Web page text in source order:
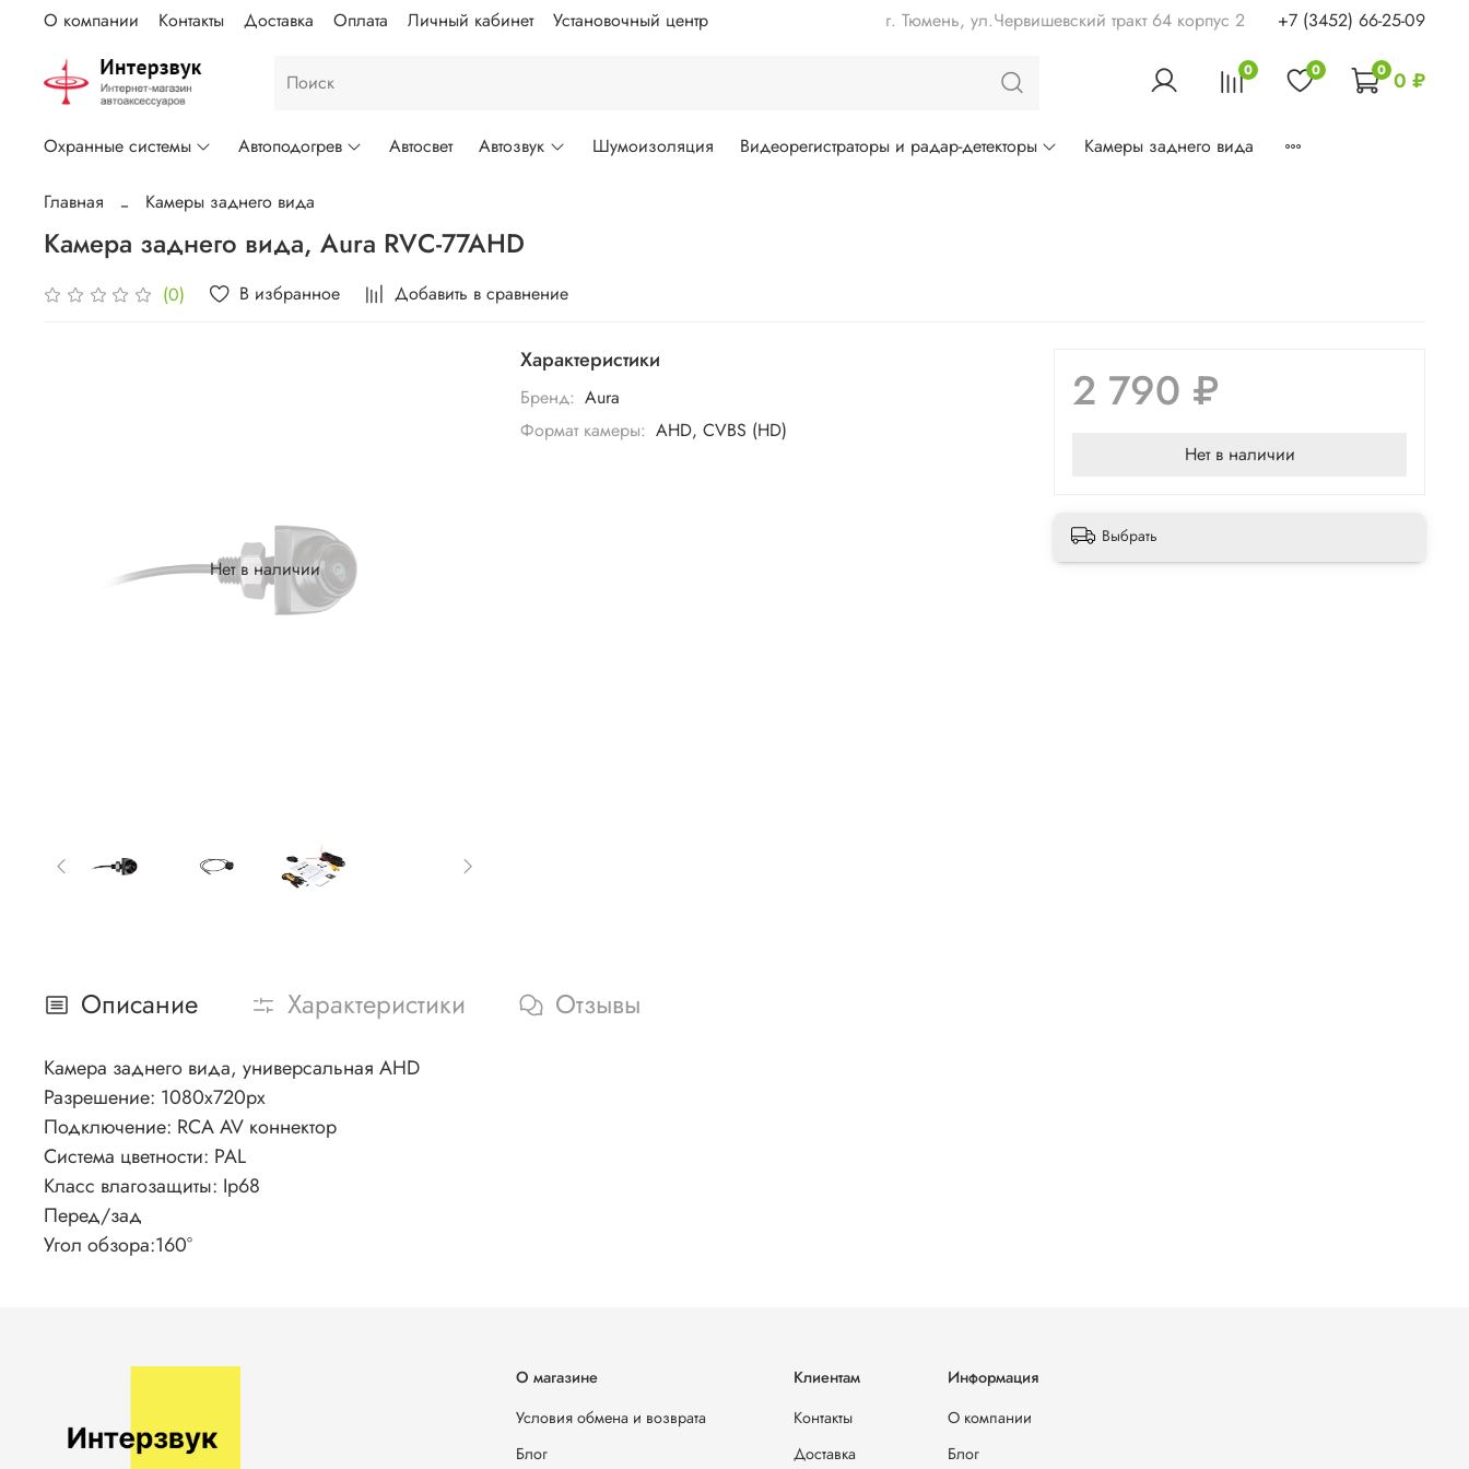
О компании Контакты Доставка Оплата Личный кабинет Установочный центр г. Тюмень, ул.Червишевский тракт 64 корпус 2 +7 (3452) 66-25-09
0 0 0 0 ₽
Охранные системы Автоподогрев Автосвет Автозвук Шумоизоляция Видеорегистраторы и радар-детекторы Камеры заднего вида
Главная Камеры заднего вида
Камера заднего вида, Aura RVC-77AHD
(0) В избранное Добавить в сравнение
Нет в наличии
Характеристики
Бренд: Aura
Формат камеры: AHD, CVBS (HD)
2 790 ₽
Нет в наличии
Выбрать
Описание Характеристики Отзывы
Камера заднего вида, универсальная AHD
Разрешение: 1080x720px
Подключение: RCA AV коннектор
Система цветности: PAL
Класс влагозащиты: Ip68
Перед/зад
Угол обзора:160°
О магазине
Условия обмена и возврата
Блог
Клиентам
Контакты
Доставка
Информация
О компании
Блог